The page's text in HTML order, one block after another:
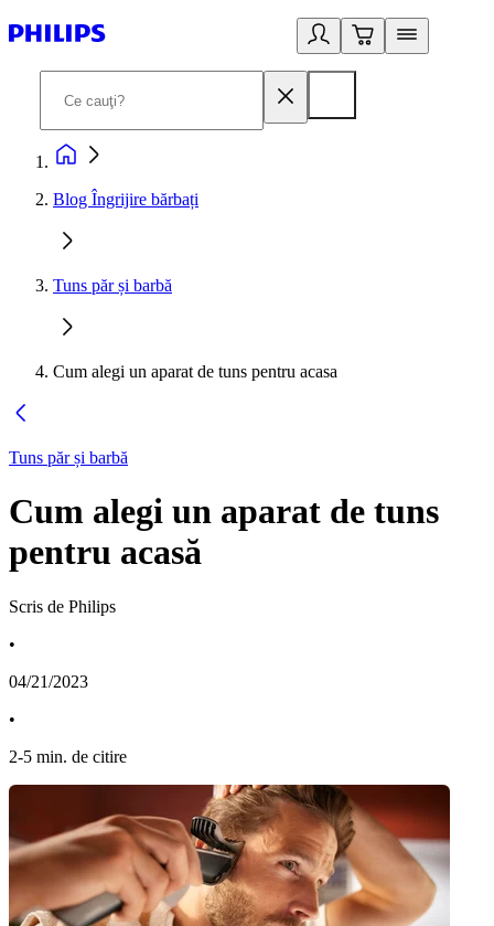
Blog Îngrijire bărbați
Tuns păr și barbă
Cum alegi un aparat de tuns pentru acasa
Tuns păr și barbă
Cum alegi un aparat de tuns
pentru acasă
Scris de Philips
•
04/21/2023
•
2-5 min. de citire